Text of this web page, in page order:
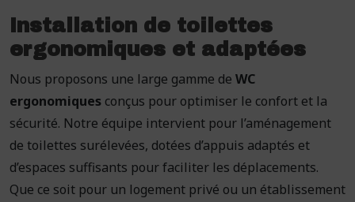
Installation de toilettes
ergonomiques et adaptées
Nous proposons une large gamme de WC
ergonomiques conçus pour optimiser le confort et la
sécurité. Notre équipe intervient pour l’aménagement
de toilettes surélevées, dotées d’appuis adaptés et
d’espaces suffisants pour faciliter les déplacements.
Que ce soit pour un logement privé ou un établissement